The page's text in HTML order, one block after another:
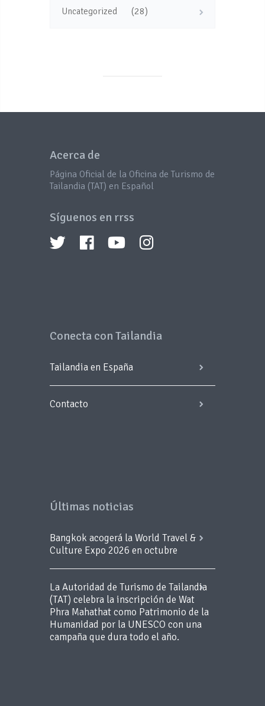
Uncategorized (28)
Acerca de
Página Oficial de la Oficina de Turismo de
Tailandia (TAT) en Español
Síguenos en rrss
Conecta con Tailandia
Tailandia en España
Contacto
Últimas noticias
Bangkok acogerá la World Travel &
Culture Expo 2026 en octubre
La Autoridad de Turismo de Tailandia
(TAT) celebra la inscripción de Wat
Phra Mahathat como Patrimonio de la
Humanidad por la UNESCO con una
campaña que dura todo el año.